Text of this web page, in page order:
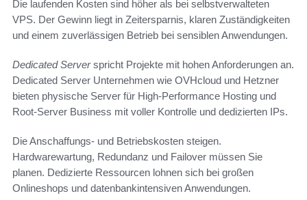
Die laufenden Kosten sind höher als bei selbstverwalteten
VPS. Der Gewinn liegt in Zeitersparnis, klaren Zuständigkeiten
und einem zuverlässigen Betrieb bei sensiblen Anwendungen.
Dedicated Serverspricht Projekte mit hohen Anforderungen an.
Dedicated Server Unternehmen wie OVHcloud und Hetzner
bieten physische Server für High-Performance Hosting und
Root-Server Business mit voller Kontrolle und dedizierten IPs.
Die Anschaffungs- und Betriebskosten steigen.
Hardwarewartung, Redundanz und Failover müssen Sie
planen. Dedizierte Ressourcen lohnen sich bei großen
Onlineshops und datenbankintensiven Anwendungen.